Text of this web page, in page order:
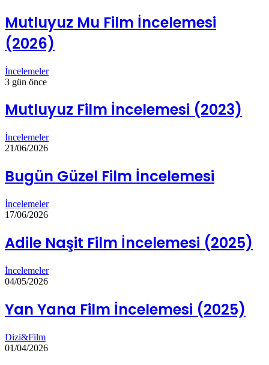
Mutluyuz Mu Film İncelemesi
(2026)
İncelemeler
3 gün önce
Mutluyuz Film İncelemesi (2023)
İncelemeler
21/06/2026
Bugün Güzel Film İncelemesi
İncelemeler
17/06/2026
Adile Naşit Film İncelemesi (2025)
İncelemeler
04/05/2026
Yan Yana Film İncelemesi (2025)
Dizi&Film
01/04/2026